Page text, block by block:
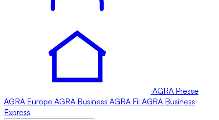
AGRA Presse
AGRA Europe AGRA Business AGRA Fil AGRA Business
Express